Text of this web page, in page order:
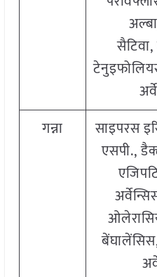
गन्ना
साइपरस
एसपी.,